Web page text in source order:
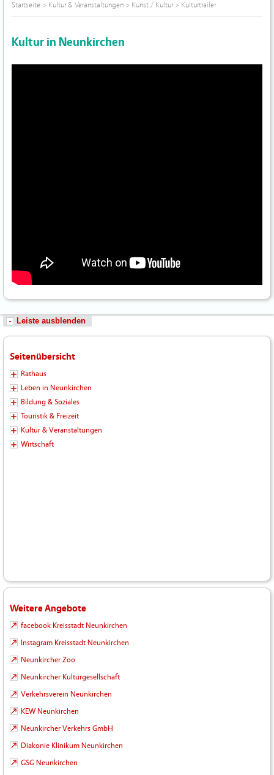
Startseite > Kultur & Veranstaltungen > Kunst / Kultur> Kulturtrailer
Kultur in Neunkirchen
Leiste ausblenden
Seitenübersicht
Rathaus
Leben in Neunkirchen
Bildung & Soziales
Touristik & Freizeit
Kultur & Veranstaltungen
Wirtschaft
Weitere Angebote
facebook Kreisstadt Neunkirchen
Instagram Kreisstadt Neunkirchen
Neunkircher Zoo
Neunkircher Kulturgesellschaft
Verkehrsverein Neunkirchen
KEW Neunkirchen
Neunkircher Verkehrs GmbH
Diakonie Klinikum Neunkirchen
GSG Neunkirchen